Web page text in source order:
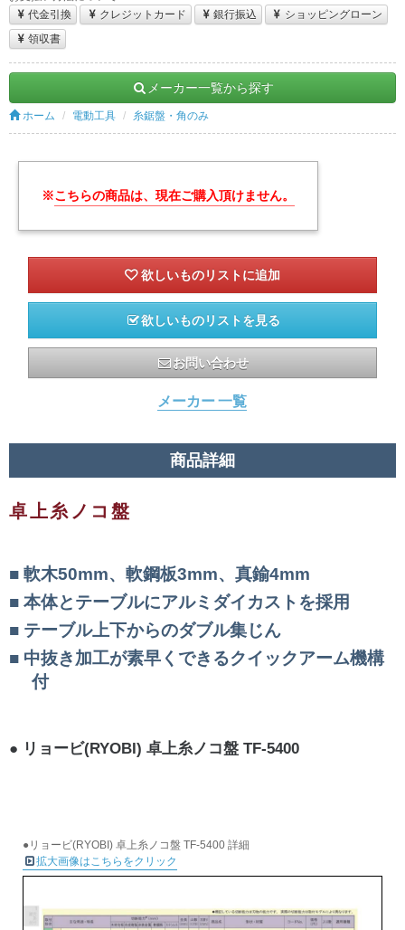
代金引換
クレジットカード 銀行振込
ショッピングローン
領収書
メーカー一覧から探す
ホーム 電動工具 糸鋸盤・角のみ
※こちらの商品は、現在ご購入頂けません。
欲しいものリストを見る
お問い合わせ
メーカー 一覧
商品詳細
卓上糸ノコ盤
軟木50mm、軟鋼板3mm、真鍮4mm
本体とテーブルにアルミダイカストを採用
テーブル上下からのダブル集じん
中抜き加工が素早くできるクイックアーム機構
付
リョービ(RYOBI) 卓上糸ノコ盤 TF-5400
●リョービ(RYOBI) 卓上糸ノコ盤 TF-5400 詳細
拡大画像はこちらをクリック